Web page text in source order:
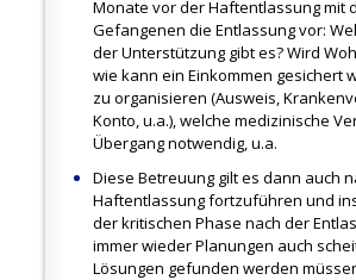
Monate vor der Haftentlassung mit
Gefangenen die Entlassung vor:
der Unterstützung gibt es? Wird
wie kann ein Einkommen gesichert
zu organisieren (Ausweis,
Konto, u.a.), welche medizinische
Übergang notwendig, u.a.
Diese Betreuung gilt es dann auch
Haftentlassung fortzuführen und
der kritischen Phase nach der
immer wieder Planungen auch
Lösungen gefunden werden